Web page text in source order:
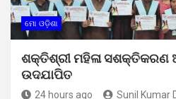
ମୋ ଓଡ଼ିଶା
ଶକ୍ତିଶ୍ରୀ ମହିଳା ସଶକ୍ତିକରଣ
ଉଦଯାପିତ
24 hours ago Sunil Kumar